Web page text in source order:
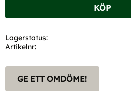
KÖP
Lagerstatus
Artikelnr
GE ETT OMDÖME!